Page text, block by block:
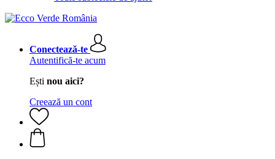
Conectează-te
Autentifică-te acum
Ești nou aici?
Creează un cont